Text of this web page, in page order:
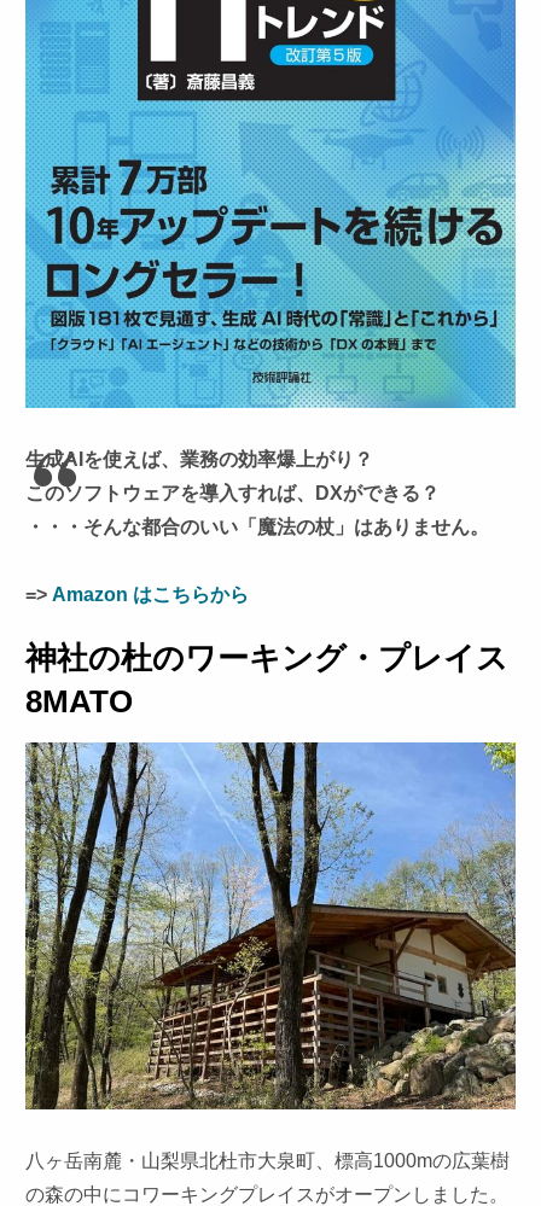
生成AIを使えば、業務の効率爆上がり？
このソフトウェアを導入すれば、DXができる？
・・・そんな都合のいい「魔法の杖」はありません。
=>Amazon はこちらから
神社の杜のワーキング・プレイス
8MATO
八ヶ岳南麓・山梨県北杜市大泉町、標高1000mの広葉樹
の森の中にコワーキングプレイスがオープンしました。